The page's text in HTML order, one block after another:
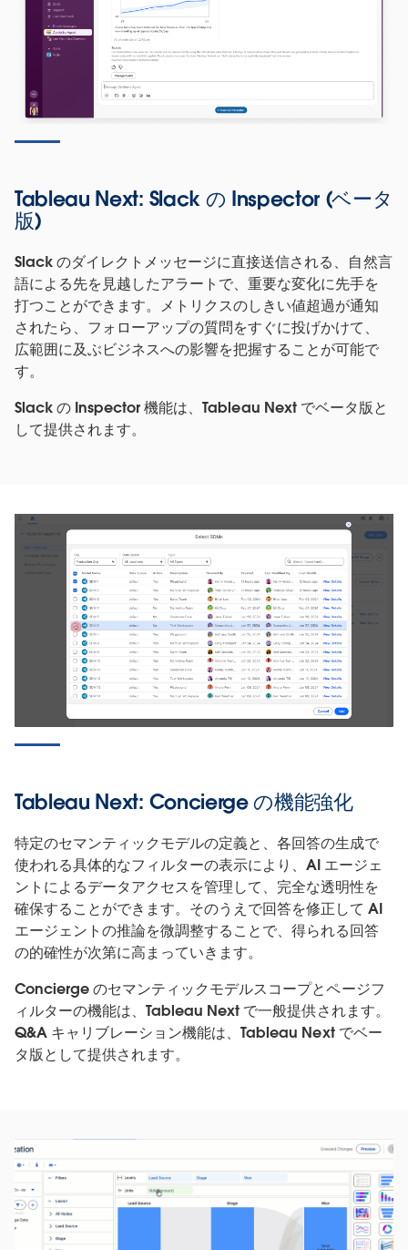
Tableau Next: Slack の Inspector (ベータ
版)
Slack のダイレクトメッセージに直接送信される、自然言
語による先を見越したアラートで、重要な変化に先手を
打つことができます。メトリクスのしきい値超過が通知
されたら、フォローアップの質問をすぐに投げかけて、
広範囲に及ぶビジネスへの影響を把握することが可能で
す。
Slack の Inspector 機能は、Tableau Next でベータ版と
して提供されます。
Tableau Next: Concierge の機能強化
特定のセマンティックモデルの定義と、各回答の生成で
使われる具体的なフィルターの表示により、AI エージェ
ントによるデータアクセスを管理して、完全な透明性を
確保することができます。そのうえで回答を修正して AI
エージェントの推論を微調整することで、得られる回答
の的確性が次第に高まっていきます。
Concierge のセマンティックモデルスコープとページフ
ィルターの機能は、Tableau Next で一般提供されます。
Q&A キャリブレーション機能は、Tableau Next でベー
タ版として提供されます。